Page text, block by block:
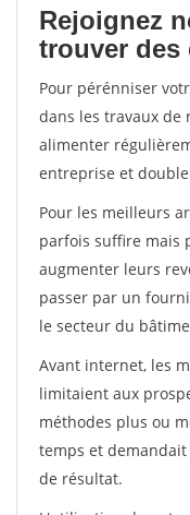
Rejoignez
trouver des
Pour pérénniser
dans les travaux de
alimenter
entreprise et
Pour les meilleurs
parfois suffire mais
augmenter leurs
passer par un
le secteur du
Avant internet, les
limitaient aux
méthodes plus ou
temps et
de résultat.